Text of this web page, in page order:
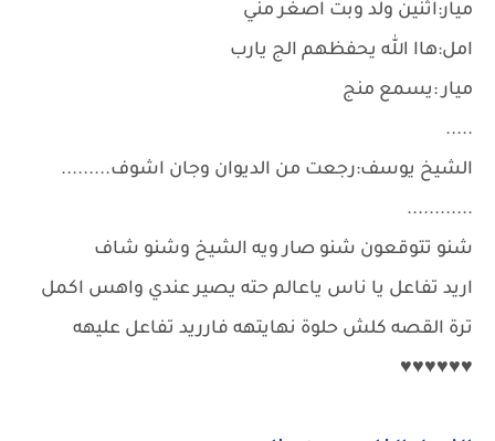
ميار:اثنين ولد وبت اصغر مني
امل:هاا الله يحفظهم الج يارب
ميار :يسمع منج
.....
الشيخ يوسف:رجعت من الديوان وجان اشوف.........
............
شنو تتوقعون شنو صار ويه الشيخ وشنو شاف
اريد تفاعل يا ناس ياعالم حته يصير عندي واهس اكمل
ترة القصه كلش حلوة نهايتهه فارريد تفاعل عليهه
♥♥♥♥♥♥